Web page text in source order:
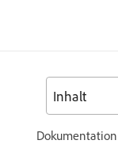
Dokumentation
Inhalt